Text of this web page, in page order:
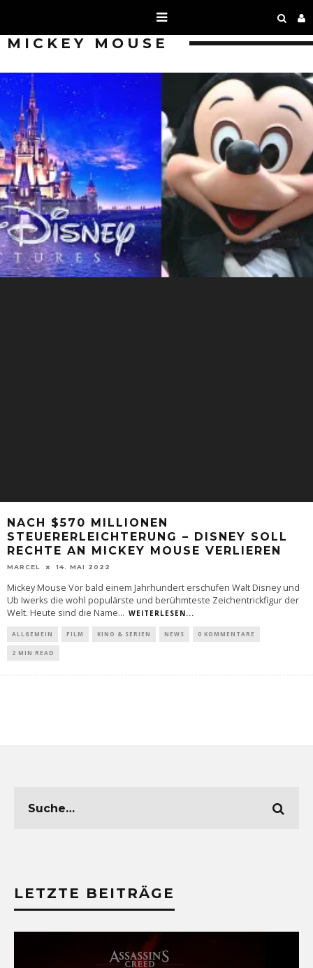
MICKEY MOUSE
NACH $570 MILLIONEN
STEUERERLEICHTERUNG – DISNEY SOLL
RECHTE AN MICKEY MOUSE VERLIEREN
MARCEL 14. MAI 2022
Mickey Mouse Vor bald einem Jahrhundert erschufen Walt Disney und
Ub Iwerks die wohl populärste und berühmteste Zeichentrickfigur der
Welt. Heute sind die Name... WEITERLESEN...
ALLGEMEIN FILM KINO & SERIEN NEWS 0 KOMMENTARE
2 MIN READ
LETZTE BEITRÄGE